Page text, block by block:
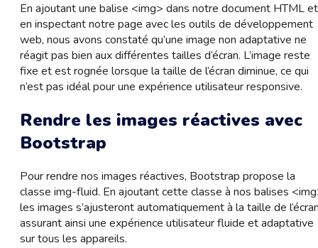
En ajoutant une balise <img> dans notre document HTML et
en inspectant notre page avec les outils de développement
web, nous avons constaté qu’une image non adaptative ne
réagit pas bien aux différentes tailles d’écran. L’image reste
fixe et est rognée lorsque la taille de l’écran diminue, ce qui
n’est pas idéal pour une expérience utilisateur responsive.
Rendre les images réactives avec
Bootstrap
Pour rendre nos images réactives, Bootstrap propose la
classe img-fluid. En ajoutant cette classe à nos balises
les images s’ajusteront automatiquement à la taille de
assurant ainsi une expérience utilisateur fluide et adaptative
sur tous les appareils.